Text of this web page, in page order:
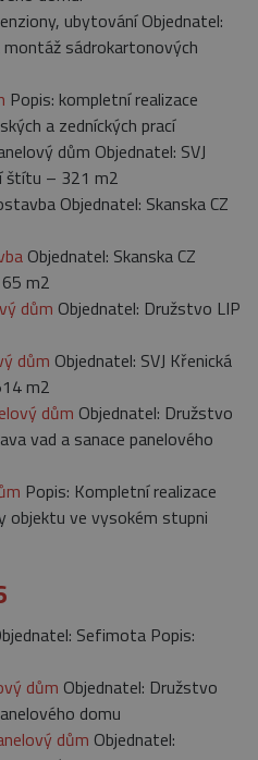
ubytování Objednatel:
montáž sádrokartonových
Popis: kompletní realizace
a zedníckých prací
dům Objednatel: SVJ
štítu – 321 m2
Objednatel: Skanska CZ
Objednatel: Skanska CZ
m2
dům Objednatel: Družstvo LIP
dům Objednatel: SVJ Křenická
m2
dům Objednatel: Družstvo
vad a sanace panelového
Popis: Kompletní realizace
objektu ve vysokém stupni
Sefimota Popis:
dům Objednatel: Družstvo
domu
dům Objednatel: